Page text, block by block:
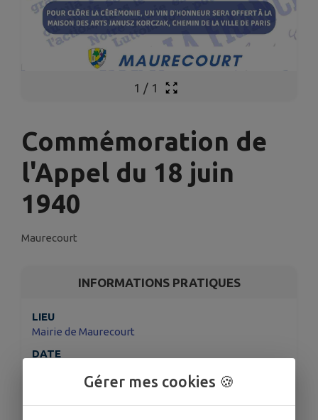
1 / 1
Commémoration de
l'Appel du 18 juin
1940
Maurecourt
INFORMATIONS PRATIQUES
LIEU
Mairie de Maurecourt
DATE
17h45-18h Rassemblement devant la mairie
Gérer mes cookies 🍪